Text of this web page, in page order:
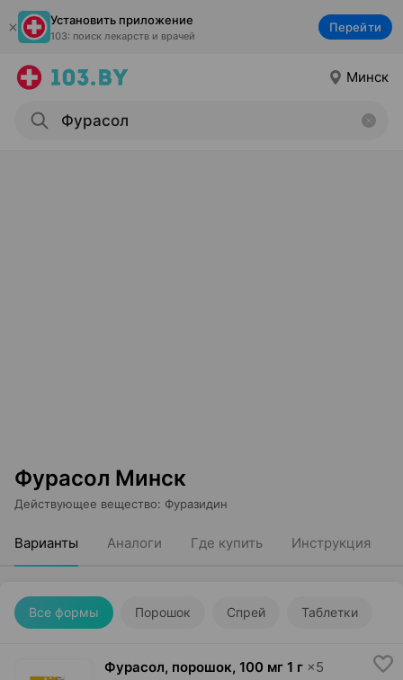
Установить приложение
103: поиск лекарств и врачей
Перейти
Минск
Фурасол Минск
Действующее вещество: Фуразидин
Варианты Аналоги Где купить Инструкция
Все формы Порошок Спрей Таблетки
Фурасол, порошок, 100 мг 1 г ×5